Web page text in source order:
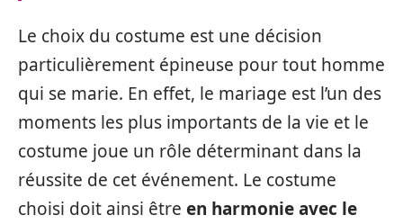
Le choix du costume est une décision
particulièrement épineuse pour tout homme
qui se marie. En effet, le mariage est l’un des
moments les plus importants de la vie et le
costume joue un rôle déterminant dans la
réussite de cet événement. Le costume
choisi doit ainsi être en harmonie avec le